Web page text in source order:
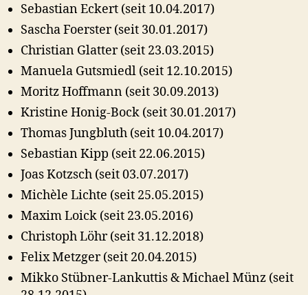
Sebastian Eckert (seit 10.04.2017)
Sascha Foerster (seit 30.01.2017)
Christian Glatter (seit 23.03.2015)
Manuela Gutsmiedl (seit 12.10.2015)
Moritz Hoffmann (seit 30.09.2013)
Kristine Honig-Bock (seit 30.01.2017)
Thomas Jungbluth (seit 10.04.2017)
Sebastian Kipp (seit 22.06.2015)
Joas Kotzsch (seit 03.07.2017)
Michèle Lichte (seit 25.05.2015)
Maxim Loick (seit 23.05.2016)
Christoph Löhr (seit 31.12.2018)
Felix Metzger (seit 20.04.2015)
Mikko Stübner-Lankuttis & Michael Münz (seit